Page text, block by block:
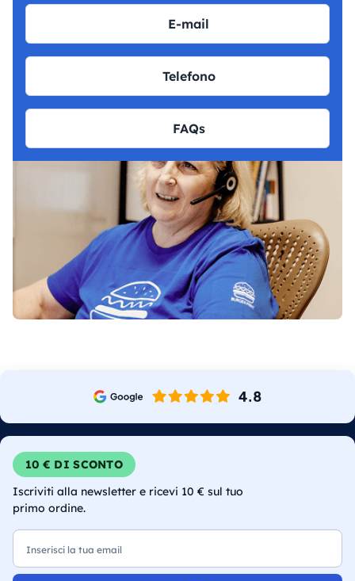
E-mail
Telefono
FAQs
10 € DI SCONTO
Iscriviti alla newsletter e ricevi 10 € sul tuo
primo ordine.